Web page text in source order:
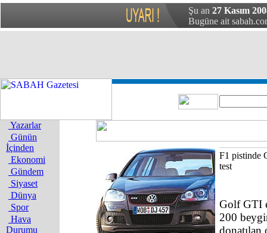
Şu an 27 Kasım
Bugüne ait
Yazarlar
Günün
İçinden
Ekonomi
Gündem
Siyaset
Dünya
Spor
Hava
Durumu
F1 pistinde
test
Golf GTI
200
donatılan